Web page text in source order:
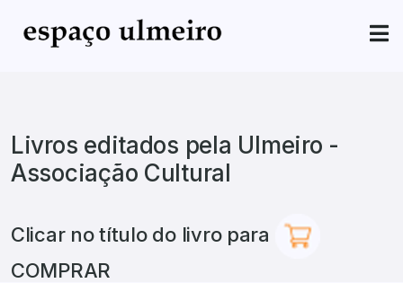
Livros editados pela Ulmeiro -
Associação Cultural
Clicar no título do livro para
COMPRAR